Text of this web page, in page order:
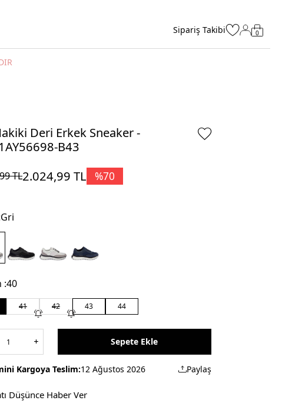
Sipariş Takibi 0
Deri Erkek Sneaker -
B43
TL2.024,99 TL %70
Gri
:40
41 42 43 44
Sepete Ekle
Kargoya Teslim:12 Ağustos 2026 Paylaş
Düşünce Haber Ver